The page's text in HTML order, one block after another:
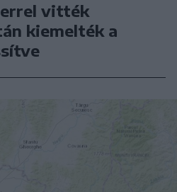
vitték
kiemelték a